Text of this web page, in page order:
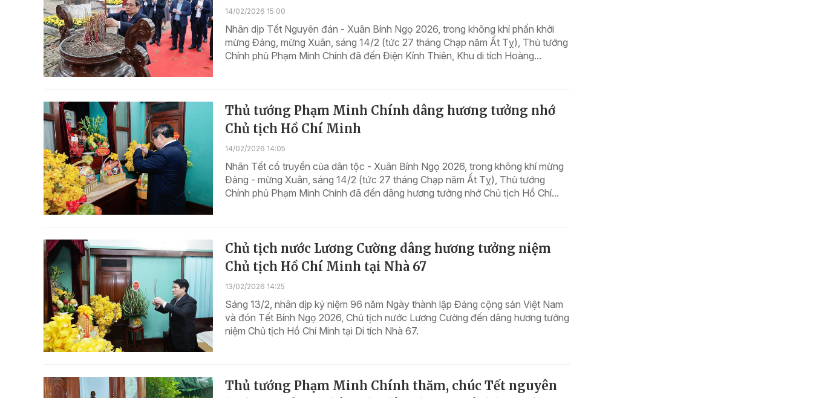
14/02/2026 15:00
Nhân dịp Tết Nguyên đán - Xuân Bính Ngọ 2026, trong không khí phấn khởi
mừng Đảng, mừng Xuân, sáng 14/2 (tức 27 tháng Chạp năm Ất Tỵ), Thủ tướng
Chính phủ Phạm Minh Chính đã đến Điện Kính Thiên, Khu di tích Hoàng...
Thủ tướng Phạm Minh Chính dâng hương tưởng nhớ
Chủ tịch Hồ Chí Minh
14/02/2026 14:05
Nhân Tết cổ truyền của dân tộc - Xuân Bính Ngọ 2026, trong không khí mừng
Đảng - mừng Xuân, sáng 14/2 (tức 27 tháng Chạp năm Ất Tỵ), Thủ tướng
Chính phủ Phạm Minh Chính đã đến dâng hương tưởng nhớ Chủ tịch Hồ Chí...
Chủ tịch nước Lương Cường dâng hương tưởng niệm
Chủ tịch Hồ Chí Minh tại Nhà 67
13/02/2026 14:25
Sáng 13/2, nhân dịp kỷ niệm 96 năm Ngày thành lập Đảng cộng sản Việt Nam
và đón Tết Bính Ngọ 2026, Chủ tịch nước Lương Cường đến dâng hương tưởng
niệm Chủ tịch Hồ Chí Minh tại Di tích Nhà 67.
Thủ tướng Phạm Minh Chính thăm, chúc Tết nguyên